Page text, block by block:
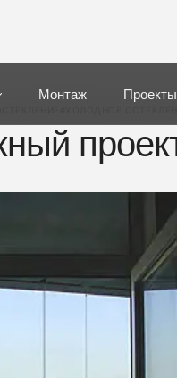
Монтаж Проекты